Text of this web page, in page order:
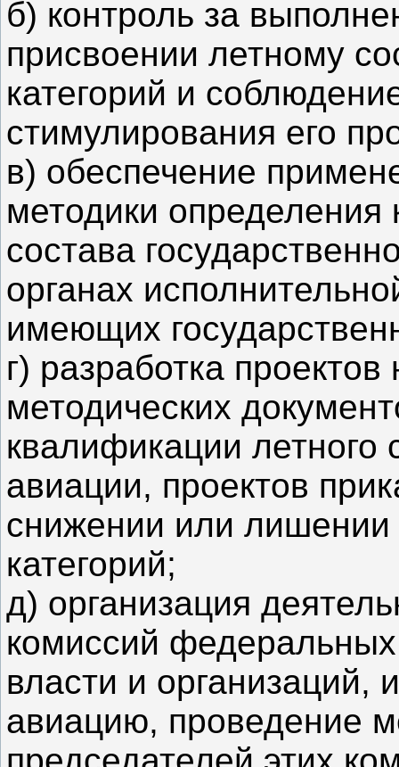
б) контроль за
присвоении летному
категорий и
стимулирования его
в) обеспечение
методики определения
состава
органах
имеющих
г) разработка
методических
квалификации летного
авиации, проектов
снижении или
категорий;
д) организация
комиссий
власти и
авиацию, проведение